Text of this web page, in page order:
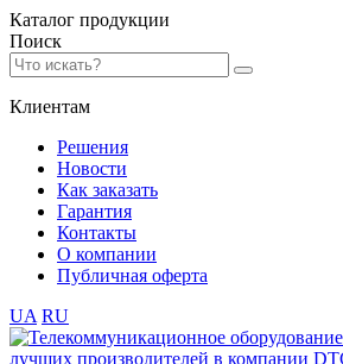
Каталог продукции
Поиск
Клиентам
Решения
Новости
Как заказать
Гарантия
Контакты
О компании
Публичная оферта
UA RU